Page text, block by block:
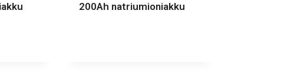
200Ah natriumioniakku